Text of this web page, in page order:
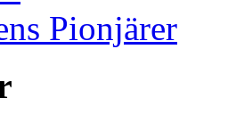
Pionjärer